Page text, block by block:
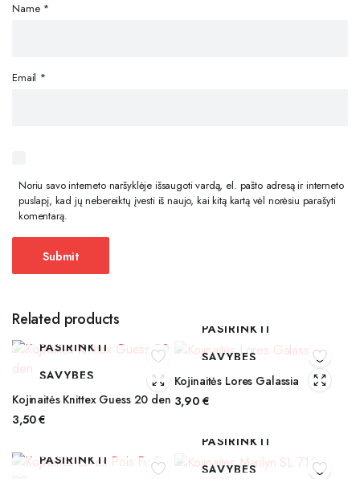
Name *
Email *
Noriu savo interneto naršyklėje išsaugoti vardą, el. pašto adresą ir interneto
puslapį, kad jų nebereiktų įvesti iš naujo, kai kitą kartą vėl norėsiu parašyti
komentarą.
Related products
PASIRINKTI
SAVYBES
Kojinaitės Knittex Guess 20 den
3,50€
PASIRINKTI
SAVYBES
Kojinaitės Lores Galassia
3,90 €
PASIRINKTI
PASIRINKTI
SAVYBES